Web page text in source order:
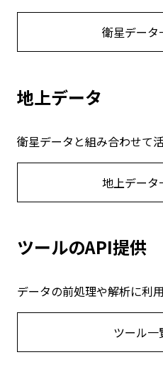
衛星データ
地上データ
衛星データと組み合わせて
地上データ
ツールのAPI提供
データの前処理や解析に利用
ツール一